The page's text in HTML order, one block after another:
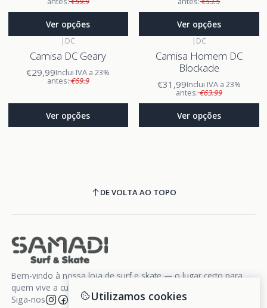
Ver opções Ver opções
| DC
Camisa DC Geary
€29,99Inclui IVA a 23%
antes:€69.9
Ver opções
| DC
Camisa Homem DC
Blockade
€31,99Inclui IVA a 23%
antes:€63.99
Ver opções
DE VOLTA AO TOPO
Bem-vindo à nossa loja de surf e skate — o lugar certo para
quem vive a cultura da liberdade sobre rodas e ondas.
Siga-nos
Utilizamos cookies